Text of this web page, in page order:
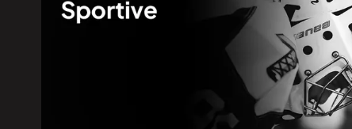
5 août 2026
Disparition de Sébastien
Les cas de maladie de Lyme